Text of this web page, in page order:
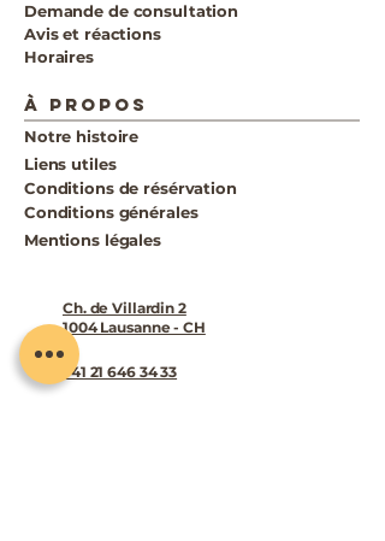
Demande de consultation
Avis et réactions
Horaires
à PROPOS
Notre histoire
Liens utiles
Conditions de résérvation
Conditions générales
Mentions légales
Ch. de Villardin 2
1004 Lausanne - CH
+41 21 646 34 33